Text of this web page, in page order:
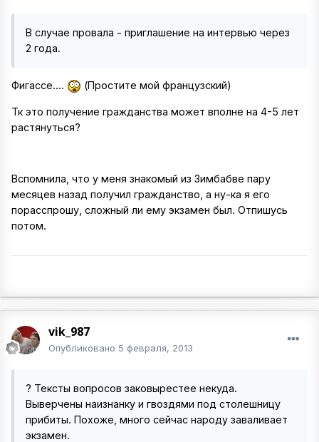
В случае провала - приглашение на интервью через
2 года.
Фигассе.... (Простите мой французский)
Тк это получение гражданства может вполне на 4-5 лет
растянуться?
Вспомнила, что у меня знакомый из Зимбабве пару
месяцев назад получил гражданство, а ну-ка я его
порасспрошу, сложный ли ему экзамен был. Отпишусь
потом.
vik_987
Опубликовано 5 февраля, 2013
? Тексты вопросов заковырестее некуда.
Выверчены наизнанку и гвоздями под столешницу
прибиты. Похоже, много сейчас народу заваливает
экзамен.